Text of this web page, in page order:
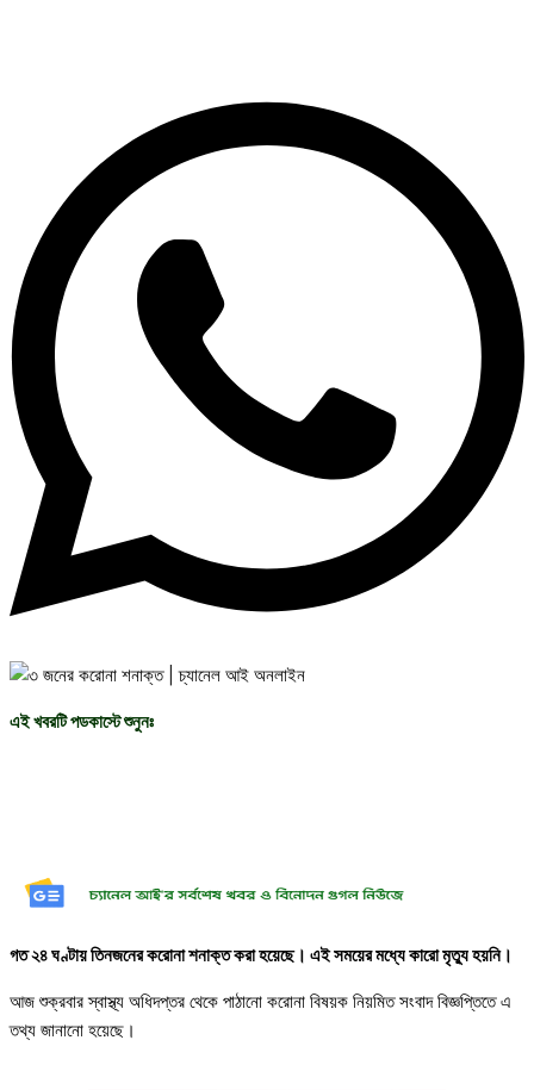
এই খবরটি পডকাস্টে শুনুনঃ
গত ২৪ ঘণ্টায় তিনজনের করোনা শনাক্ত করা হয়েছে। এই সময়ের মধ্যে কারো মৃত্যু হয়নি।
আজ শুক্রবার স্বাস্থ্য অধিদপ্তর থেকে পাঠানো করোনা বিষয়ক নিয়মিত সংবাদ বিজ্ঞপ্তিতে এ
তথ্য জানানো হয়েছে।